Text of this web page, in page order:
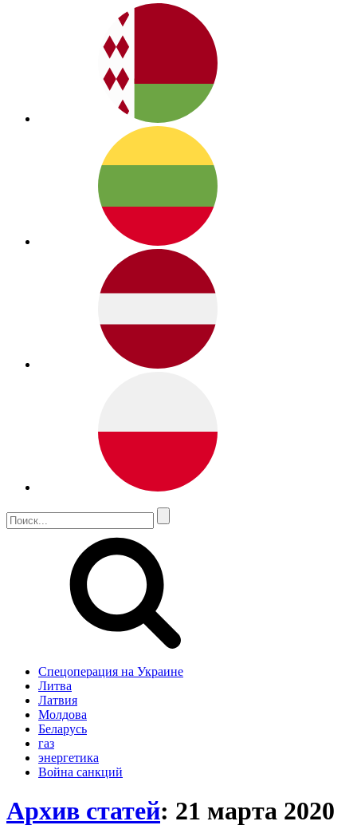
Спецоперация на Украине
Литва
Латвия
Молдова
Беларусь
газ
энергетика
Война санкций
Архив статей: 21 марта 2020